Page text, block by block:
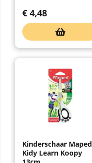
€ 4,48
Kinderschaar Maped
Kidy Learn Koopy